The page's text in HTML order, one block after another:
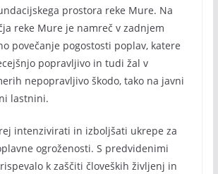
prostora reke Mure. Na
reke Mure je namreč v zadnjem
povečanje pogostosti poplav, katere
popravljivo in tudi žal v
nepopravljivo škodo, tako na javni
lastnini.
intenzivirati in izboljšati ukrepe za
ogroženosti. S predvidenimi
k zaščiti človeških življenj in